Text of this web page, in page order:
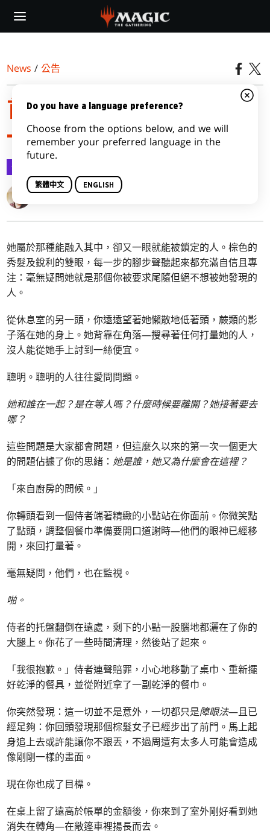
main
News /公告
首見新卡佩納：喧囂黑街
—家族即為本分
公告
Adam Styborski
她屬於那種能融入其中，卻又一眼就能被鎖定的人。棕色的
秀髮及銳利的雙眼，每一步的腳步聲聽起來都充滿自信且專
注：毫無疑問她就是那個你被要求尾隨但絕不想被她發現的
人。
從休息室的另一頭，你遠遠望著她懶散地低著頭，蕨類的影
子落在她的身上。她背靠在角落—搜尋著任何打量她的人，
沒人能從她手上討到一絲便宜。
聰明。聰明的人往往愛問問題。
她和誰在一起？是在等人嗎？什麼時候要離開？她接著要去
哪？
這些問題是大家都會問題，但這麼久以來的第一次一個更大
的問題佔據了你的思緒： 她是誰，她又為什麼會在這裡？
「來自廚房的問候。」
你轉頭看到一個侍者端著精緻的小點站在你面前。你微笑點
了點頭，調整個餐巾準備要開口道謝時—他們的眼神已經移
開，來回打量著。
毫無疑問，他們，也在監視。
啪。
侍者的托盤翻倒在遠處，剩下的小點一股腦地都灑在了你的
大腿上。你花了一些時間清理，然後站了起來。
「我很抱歉。」侍者連聲賠罪，小心地移動了桌巾、重新擺
好乾淨的餐具，並從附近拿了一副乾淨的餐巾。
你突然發現：這一切並不是意外，一切都只是障眼法—且已
經足夠：你回頭發現那個棕髮女子已經步出了前門。馬上起
身追上去或許能讓你不跟丟，不過周遭有太多人可能會造成
像剛剛一樣的畫面。
現在你也成了目標。
在桌上留了遠高於帳單的金額後，你來到了室外剛好看到她
消失在轉角—在敞篷車裡揚長而去。
Do you have a language preference?
Choose from the options below, and we will
remember your preferred language in the
future.
繁體中文 ENGLISH